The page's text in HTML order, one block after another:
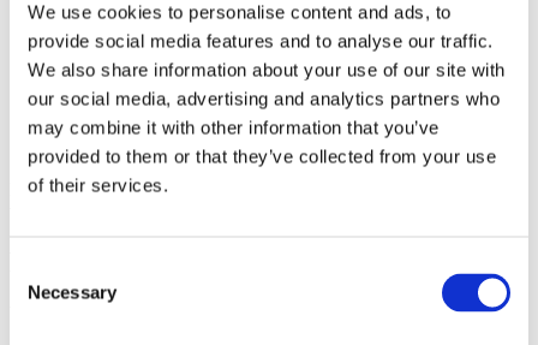
We use cookies to personalise content and ads, to
provide social media features and to analyse our traffic.
We also share information about your use of our site with
our social media, advertising and analytics partners who
may combine it with other information that you’ve
provided to them or that they’ve collected from your use
of their services.
Selection
Necessary
rettigheder
sager i relation til IT og databaser, herunder blockchain
persondata og cyber security
alle typer af transaktioner
indgåelse af samarbejder
finansiering
tvisthåndtering, retssager og voldgift.
Kort sagt rådgiver vi inden for alle de forhold, som FinTech-
Vi er anerkendt i Chambers FinTech Legal Guide for Danmark.